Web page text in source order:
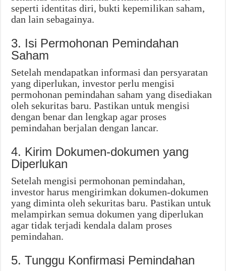
seperti identitas diri, bukti kepemilikan saham,
dan lain sebagainya.
3. Isi Permohonan Pemindahan
Saham
Setelah mendapatkan informasi dan persyaratan
yang diperlukan, investor perlu mengisi
permohonan pemindahan saham yang disediakan
oleh sekuritas baru. Pastikan untuk mengisi
dengan benar dan lengkap agar proses
pemindahan berjalan dengan lancar.
4. Kirim Dokumen-dokumen yang
Diperlukan
Setelah mengisi permohonan pemindahan,
investor harus mengirimkan dokumen-dokumen
yang diminta oleh sekuritas baru. Pastikan untuk
melampirkan semua dokumen yang diperlukan
agar tidak terjadi kendala dalam proses
pemindahan.
5. Tunggu Konfirmasi Pemindahan